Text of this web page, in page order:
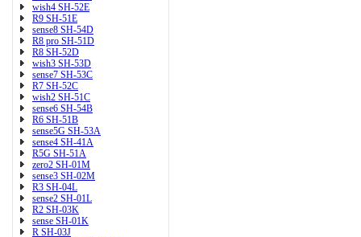
wish4 SH-52E
R9 SH-51E
sense8 SH-54D
R8 pro SH-51D
R8 SH-52D
wish3 SH-53D
sense7 SH-53C
R7 SH-52C
wish2 SH-51C
sense6 SH-54B
R6 SH-51B
sense5G SH-53A
sense4 SH-41A
R5G SH-51A
zero2 SH-01M
sense3 SH-02M
R3 SH-04L
sense2 SH-01L
R2 SH-03K
sense SH-01K
R SH-03J